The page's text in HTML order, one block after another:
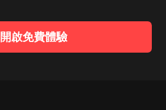
開啟免費體驗